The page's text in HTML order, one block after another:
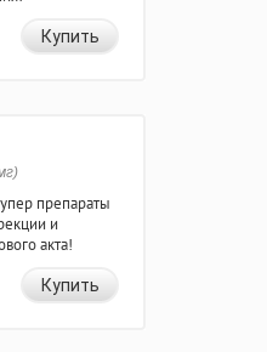
Купить
препараты
и
акта!
Купить